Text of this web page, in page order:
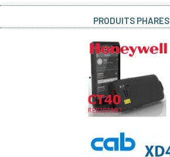
PRODUITS PHARES